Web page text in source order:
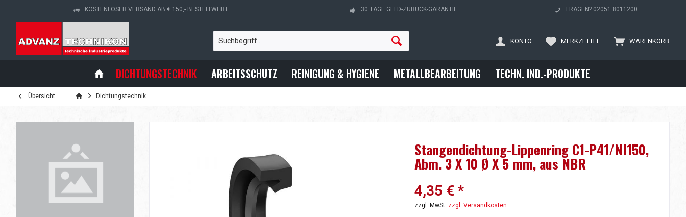
KOSTENLOSER VERSAND AB € 150,- BESTELLWERT 30 TAGE GELD-ZURÜCK-GARANTIE FRAGEN? 02051 8011200
WARENKORB
MERKZETTEL
KONTO
DICHTUNGSTECHNIK ARBEITSSCHUTZ REINIGUNG & HYGIENE METALLBEARBEITUNG TECHN. IND.-PRODUKTE
Übersicht Dichtungstechnik
Stangendichtung-Lippenring C1-P41/NI150,
Abm. 3 X 10 Ø X 5 mm, aus NBR
4,35 € *
zzgl. MwSt. zzgl. Versandkosten